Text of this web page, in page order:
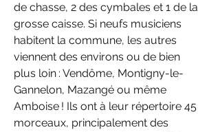
de chasse, 2 des cymbales et 1 de la
grosse caisse. Si neufs musiciens
habitent la commune, les autres
viennent des environs ou de bien
plus loin : Vendôme, Montigny-le-
Gannelon, Mazangé ou même
Amboise ! Ils ont à leur répertoire 45
morceaux, principalement des